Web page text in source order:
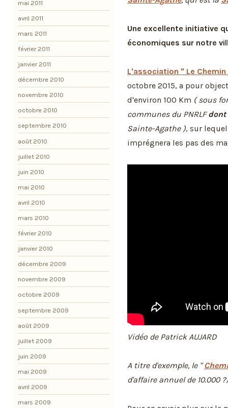
Une excellente initiative
économiques sur notre
L'association " Le
octobre 2015, a pour
d'environ 100 Km ( sous
communes du PNRLFdont
Sainte-Agathe ), sur
imprégnera les pas des
Vidéo de Patrick AUJARD
A titre d'exemple, le "
d'affaire annuel de 10.000
mai 2011
avril 2011
mars 2011
février 2011
janvier 2011
décembre 2010
novembre 2010
octobre 2010
septembre 2010
août 2010
juillet 2010
juin 2010
mai 2010
avril 2010
mars 2010
février 2010
janvier 2010
décembre 2009
novembre 2009
octobre 2009
septembre 2009
août 2009
juillet 2009
juin 2009
mai 2009
avril 2009
mars 2009